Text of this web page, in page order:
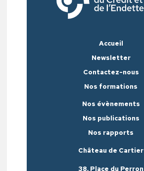
Accueil
Newsletter
Contactez-nous
Nos formations
Nos évènements
Nos publications
Nos rapports
Château de Cartier
38, Place du Perron